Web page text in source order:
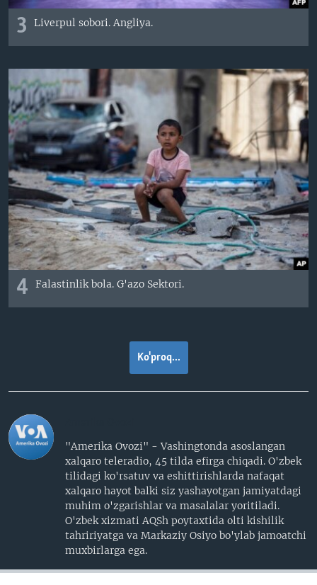
3 Liverpul sobori. Angliya.
4 Falastinlik bola. G'azo Sektori.
Ko'proq...
"Amerika Ovozi" - Vashingtonda asoslangan
xalqaro teleradio, 45 tilda efirga chiqadi. O'zbek
tilidagi ko'rsatuv va eshittirishlarda nafaqat
xalqaro hayot balki siz yashayotgan jamiyatdagi
muhim o'zgarishlar va masalalar yoritiladi.
O'zbek xizmati AQSh poytaxtida olti kishilik
tahririyatga va Markaziy Osiyo bo'ylab jamoatchi
muxbirlarga ega.